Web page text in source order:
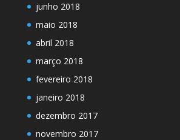
junho 2018
maio 2018
abril 2018
março 2018
fevereiro 2018
janeiro 2018
dezembro 2017
novembro 2017